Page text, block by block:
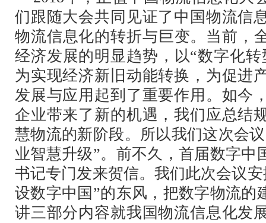
们跟随大会共同见证了中国物流信
物流信息化的转折与巨变。当前，
经济发展的明显趋势，以“数字化
为实现经济新旧动能转换，为促进
发展与应用起到了重要作用。如今
企业带来了新的机遇，我们应总结
慧物流的新阶段。所以我们这次会
业智慧升级”。前不久，首届数字中
书记专门发来贺信。我们此次会议
设数字中国”的东风，把数字物流的
讲三部分内容就我国物流信息化发